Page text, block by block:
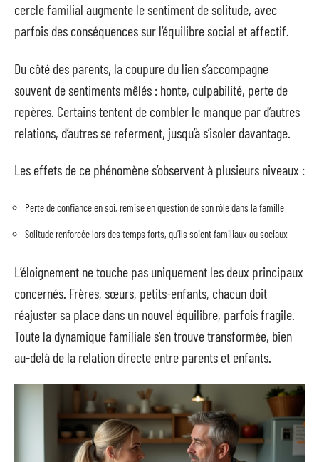
cercle familial augmente le sentiment de solitude, avec
parfois des conséquences sur l’équilibre social et affectif.
Du côté des parents, la coupure du lien s’accompagne
souvent de sentiments mêlés : honte, culpabilité, perte de
repères. Certains tentent de combler le manque par d’autres
relations, d’autres se referment, jusqu’à s’isoler davantage.
Les effets de ce phénomène s’observent à plusieurs niveaux :
Perte de confiance en soi, remise en question de son rôle dans la famille
Solitude renforcée lors des temps forts, qu’ils soient familiaux ou sociaux
L’éloignement ne touche pas uniquement les deux principaux
concernés. Frères, sœurs, petits-enfants, chacun doit
réajuster sa place dans un nouvel équilibre, parfois fragile.
Toute la dynamique familiale s’en trouve transformée, bien
au-delà de la relation directe entre parents et enfants.